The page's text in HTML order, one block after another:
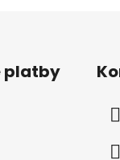
platby